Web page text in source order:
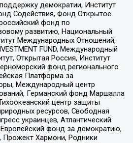
демократии, Институт
Содействия, Фонд Открытое
фонд по
развитию, Национальный
Международных Отношений,
FUND, Международный
Открытая Россия, Институт
фонд регионального
Платформа за
Международный центр
Германский фонд Маршалла
центр защиты
ресурсов, Свободная
украинцев, Атлантический
фонд за демократию,
Хармони, Родники